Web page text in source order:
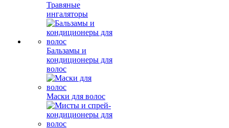
Травяные
ингаляторы
Бальзамы и
кондиционеры для
волос
Маски для волос